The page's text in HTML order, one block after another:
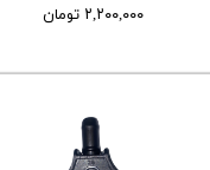
۲,۲۰۰,۰۰۰ تومان